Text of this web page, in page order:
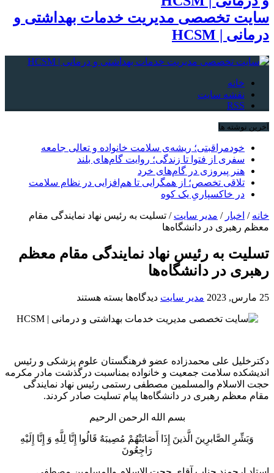
سایت تخصصی مدیریت خدمات بهداشتی و
درمانی | HCSM
خانه
نقشه سایت
RSS
آخرین نوشته ها
خودمراقبتی؛ ریشه‌ی سلامت خانواده و تعالی جامعه
سفری از فتوا تا زندگی؛ روایت گام‌های بلند
هنر پیروزی در گام‌های خرد
تلاقی تخصص؛ از همگرایی تا هم‌افزایی در نظام سلامت
در خاکسپاریِ یک کوه
خانه / اخبار / مدیر سایت / تسلیت به رئیس نهاد نمایندگی مقام
معظم رهبری در دانشگاه‌ها
تسلیت به رئیس نهاد نمایندگی مقام معظم
رهبری در دانشگاه‌ها
25 مارس, 2023 مدیر سایت دیدگاه‌ها برای
به
نمایندگی
مقام
معظم
رهبری
در
دانشگاه‌ها
بسته هستند
دکترخلیل علی محمدزاده عضو فرهنگستان علوم پزشکی و رئیس
اندیشکده سلامت جمعیت و خانواده بمناسبت درگذشت مادر مکرمه
حجت الاسلام والمسلمین مصطفی رستمی رئیس نهاد نمایندگی
مقام معظم رهبری در دانشگاه‌ها پیام تسلیت صادر کردند.
بسم الله الرحمن الرحیم
وَبَشِّرِ الصَّابرِینَ الَّذینَ إِذَا أَصَابَتْهُمْ مُصِیبَهٌ قَالُوا إِنَّا لِلَّهِ وَ إِنَّا إِلَیْهِ
رَاجِعُونَ